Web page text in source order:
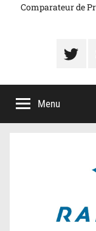
Comparateur de
menu
Menu